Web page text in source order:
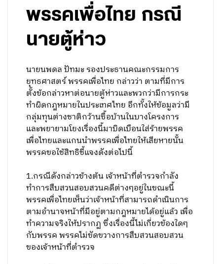
พรรคเพื่อไทย กรณี
นายตู้ห่าว
นายนพดล ปัทมะ รองประธานคณะกรรมการ
ยุทธศาสตร์ พรรคเพื่อไทย กล่าวว่า ตามที่มีการ
ตั้งข้อกล่าวหาต่อนายตู้ห่าวและพวกว่ามีการกระ
ทำผิดกฎหมายในประเทศไทย อีกทั้งให้ข้อมูลว่ามี
กลุ่มทุนต่างชาติกว้านซื้อบ้านในบางโครงการ
และพยายามโยงเรื่องนี้มาบิดเบือนใส่ร้ายพรรค
เพื่อไทยและแกนนำพรรคเพื่อไทยให้เสียหายนั้น
พรรคขอใช้สิทธิชี้แจงดังต่อไปนี้
1.กรณีดังกล่าวข้างต้น เจ้าหน้าที่ตำรวจกำลัง
ทำการสืบสวนสอบสวนคดีต่างๆอยู่ในขณะนี้
พรรคเพื่อไทยเห็นว่าเจ้าหน้าที่สามารถดำเนินการ
ตามอำนาจหน้าที่มีอยู่ตามกฎหมายได้อยู่แล้ว เพื่อ
ทำความจริงให้ปรากฏ ซึ่งเรื่องนี้ไม่เกี่ยวข้องใดๆ
กับพรรค พรรคไม่ขัดขวางการสืบสวนสอบสวน
ของเจ้าหน้าที่ตำรวจ